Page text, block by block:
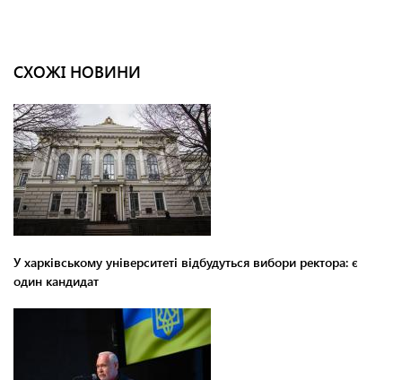
СХОЖІ НОВИНИ
У харківському університеті відбудуться вибори ректора: є
один кандидат